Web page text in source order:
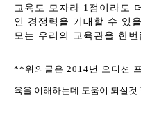
교육도 모자라 1 점이라도
인 경쟁력을 기대할 수 있
모는 우리의 교육관을 한
**위의글은 2014년 오디션
육을 이해하는데 도움이 되실것